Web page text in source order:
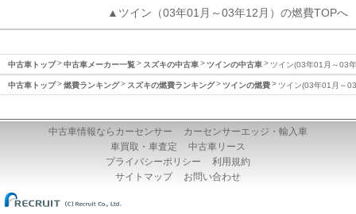
▲ツイン（03年01月～03年12月）の燃費TOPへ
中古車トップ 中古車メーカー一覧 スズキの中古車 ツインの中古車 ツイン(03年01月～03
中古車トップ 燃費ランキング スズキの燃費ランキング ツインの燃費 ツイン(03年01月～
中古車情報ならカーセンサー
カーセンサーエッジ・輸入車
車買取・車査定
中古車リース
プライバシーポリシー
利用規約
サイトマップ
お問い合わせ